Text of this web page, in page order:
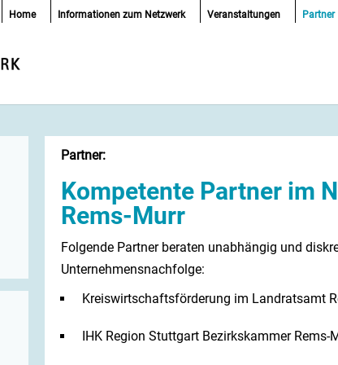
Home Informationen zum Netzwerk Veranstaltungen Partner
Partner:
Kompetente Partner im
Rems-Murr
Folgende Partner beraten unabhängig und
Unternehmensnachfolge:
Kreiswirtschaftsförderung im Landratsamt
IHK Region Stuttgart Bezirkskammer Rems-